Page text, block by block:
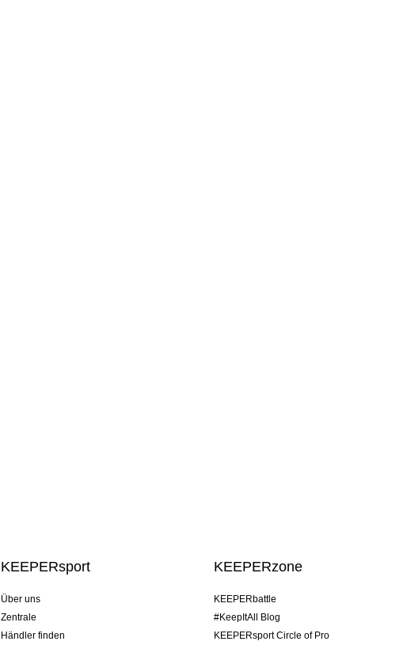
KEEPERsport
Über uns
Zentrale
Händler finden
KEEPERzone
KEEPERbattle
#KeepItAll Blog
KEEPERsport Circle of Pro